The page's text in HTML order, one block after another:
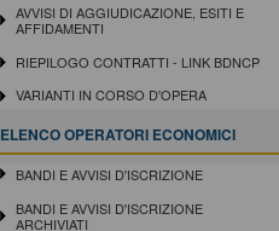
AVVISI DI AGGIUDICAZIONE, ESITI E
AFFIDAMENTI
RIEPILOGO CONTRATTI - LINK BDNCP
VARIANTI IN CORSO D'OPERA
ELENCO OPERATORI ECONOMICI
BANDI E AVVISI D'ISCRIZIONE
BANDI E AVVISI D'ISCRIZIONE
ARCHIVIATI